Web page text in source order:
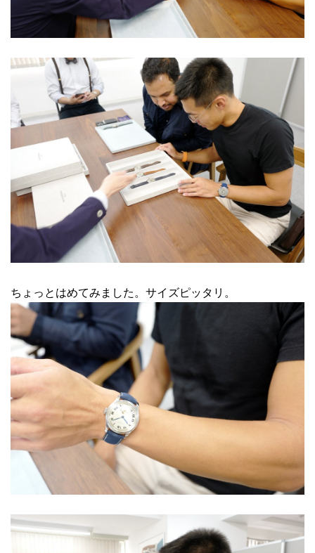
ちょっとはめてみました。サイズピッタリ。